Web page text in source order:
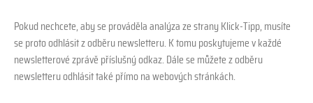
Pokud nechcete, aby se prováděla analýza ze strany Klick-Tipp, musíte
se proto odhlásit z odběru newsletteru. K tomu poskytujeme v každé
newsletterové zprávě příslušný odkaz. Dále se můžete z odběru
newsletteru odhlásit také přímo na webových stránkách.